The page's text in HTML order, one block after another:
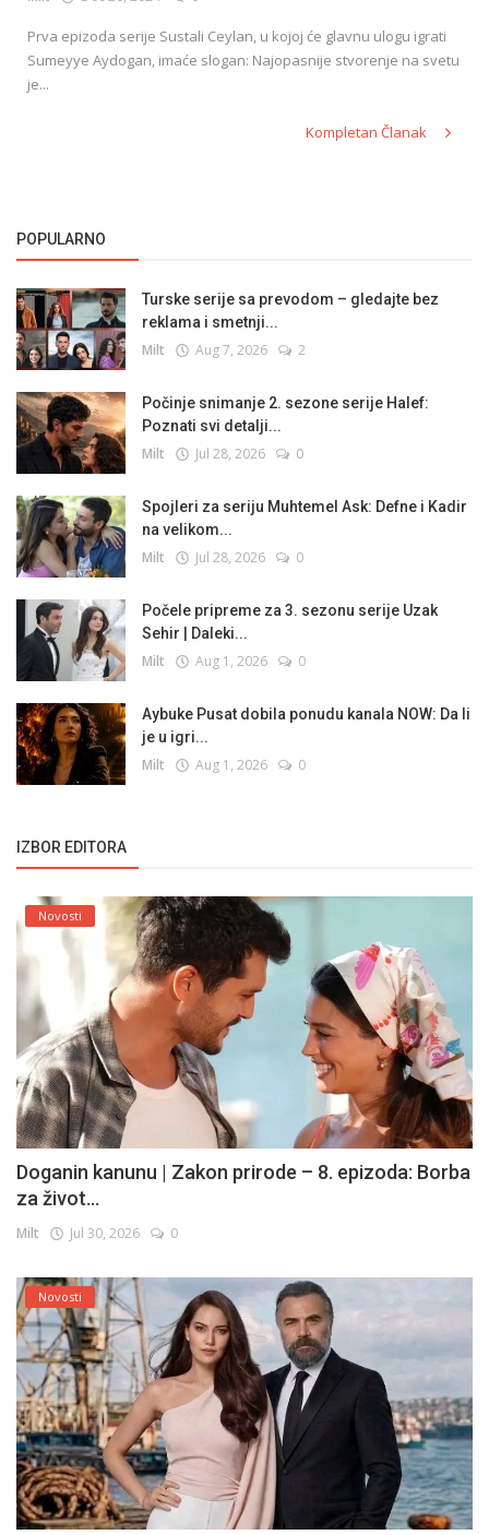
Prva epizoda serije Sustali Ceylan, u kojoj će glavnu ulogu igrati
Sumeyye Aydogan, imaće slogan: Najopasnije stvorenje na svetu
je...
Kompletan Članak
POPULARNO
Turske serije sa prevodom – gledajte bez
reklama i smetnji...
Milt Aug 7, 2026 2
Počinje snimanje 2. sezone serije Halef:
Poznati svi detalji...
Milt Jul 28, 2026 0
Spojleri za seriju Muhtemel Ask: Defne i Kadir
na velikom...
Milt Jul 28, 2026 0
Počele pripreme za 3. sezonu serije Uzak
Sehir | Daleki...
Milt Aug 1, 2026 0
Aybuke Pusat dobila ponudu kanala NOW: Da li
je u igri...
Milt Aug 1, 2026 0
IZBOR EDITORA
Novosti
Doganin kanunu | Zakon prirode – 8. epizoda: Borba
za život...
Milt Jul 30, 2026 0
Novosti